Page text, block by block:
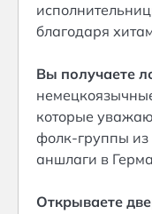
благодаря
Вы получаете
которые
фолк-группы из
аншлаги в
Открываете